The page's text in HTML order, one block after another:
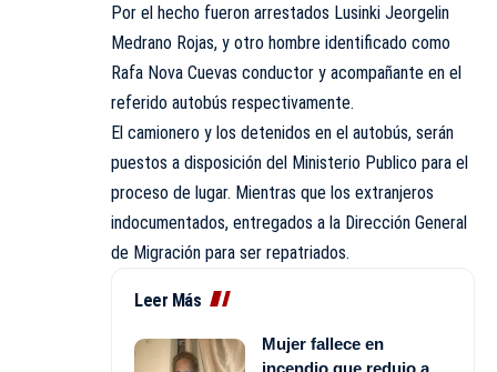
Por el hecho fueron arrestados Lusinki Jeorgelin
Medrano Rojas, y otro hombre identificado como
Rafa Nova Cuevas conductor y acompañante en el
referido autobús respectivamente.
El camionero y los detenidos en el autobús, serán
puestos a disposición del Ministerio Publico para el
proceso de lugar. Mientras que los extranjeros
indocumentados, entregados a la Dirección General
de Migración para ser repatriados.
Leer Más
Mujer fallece en
incendio que redujo a